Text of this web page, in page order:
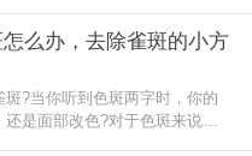
一大半的女性
么办，去除雀斑的小方
?当你听到色斑两字时，你的
还是面部改色?对于色斑来说，